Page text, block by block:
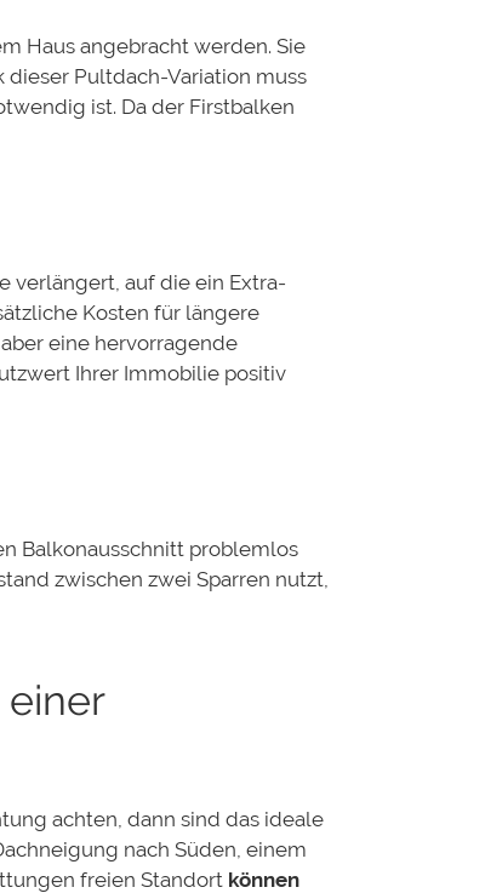
Haus angebracht werden. Sie
Pultdach-Variation muss
ist. Da der Firstbalken
verlängert, auf die ein Extra-
Kosten für längere
eine hervorragende
Ihrer Immobilie positiv
Balkonausschnitt problemlos
zwischen zwei Sparren nutzt,
achten, dann sind das ideale
nach Süden, einem
freien Standort können